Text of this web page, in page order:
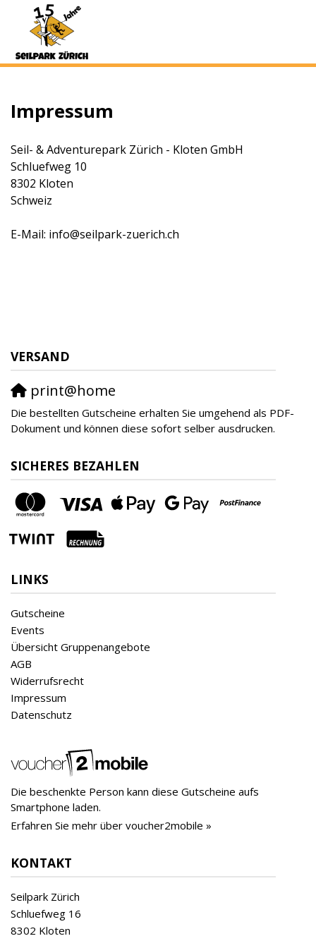
Impressum
Seil- & Adventurepark Zürich - Kloten GmbH
Schluefweg 10
8302 Kloten
Schweiz
E-Mail: info@seilpark-zuerich.ch
VERSAND
print@home
Die bestellten Gutscheine erhalten Sie umgehend als PDF-
Dokument und können diese sofort selber ausdrucken.
SICHERES BEZAHLEN
LINKS
Gutscheine
Events
Übersicht Gruppenangebote
AGB
Widerrufsrecht
Impressum
Datenschutz
Die beschenkte Person kann diese Gutscheine aufs
Smartphone laden.
Erfahren Sie mehr über voucher2mobile »
KONTAKT
Seilpark Zürich
Schluefweg 16
8302 Kloten